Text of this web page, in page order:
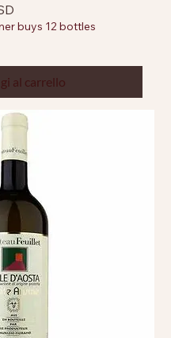
buys 12 bottles
al carrello